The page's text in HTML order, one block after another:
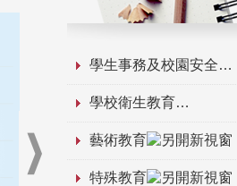
學生事務及校園安全
學校衛生教育
藝術教育
特殊教育